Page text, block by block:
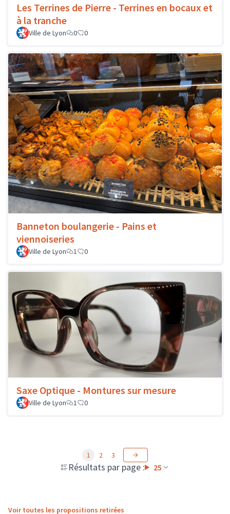
Les Terrines de Pierre - Terrines en bocaux et
à la tranche
Ville de Lyon 0 0
Banneton boulangerie - Pains et
viennoiseries
Ville de Lyon 1 0
Saxe Optique - Montures sur mesure
Ville de Lyon 1 0
Résultats par page : 25
1 2 3
Voir toutes les propositions retirées